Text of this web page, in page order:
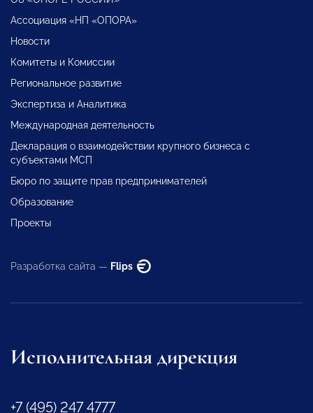
Ассоциация «НП «ОПОРА»
Новости
Комитеты и Комиссии
Региональное развитие
Экспертиза и Аналитика
Международная деятельность
Декларация о взаимодействии крупного бизнеса с
субъектами МСП
Бюро по защите прав предпринимателей
Образование
Проекты
Разработка сайта — Flips
Исполнительная дирекция
+7 (495) 247 4777